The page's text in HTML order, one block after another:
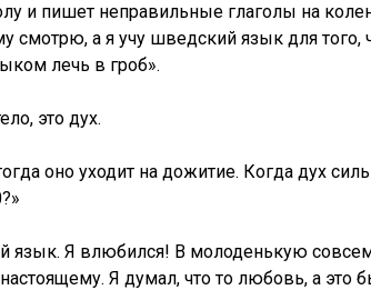
и пишет неправильные глаголы на
смотрю, а я учу шведский язык для того,
лечь в гроб».
это дух.
оно уходит на дожитие. Когда дух
язык. Я влюбился! В молоденькую
Я думал, что то любовь, а это